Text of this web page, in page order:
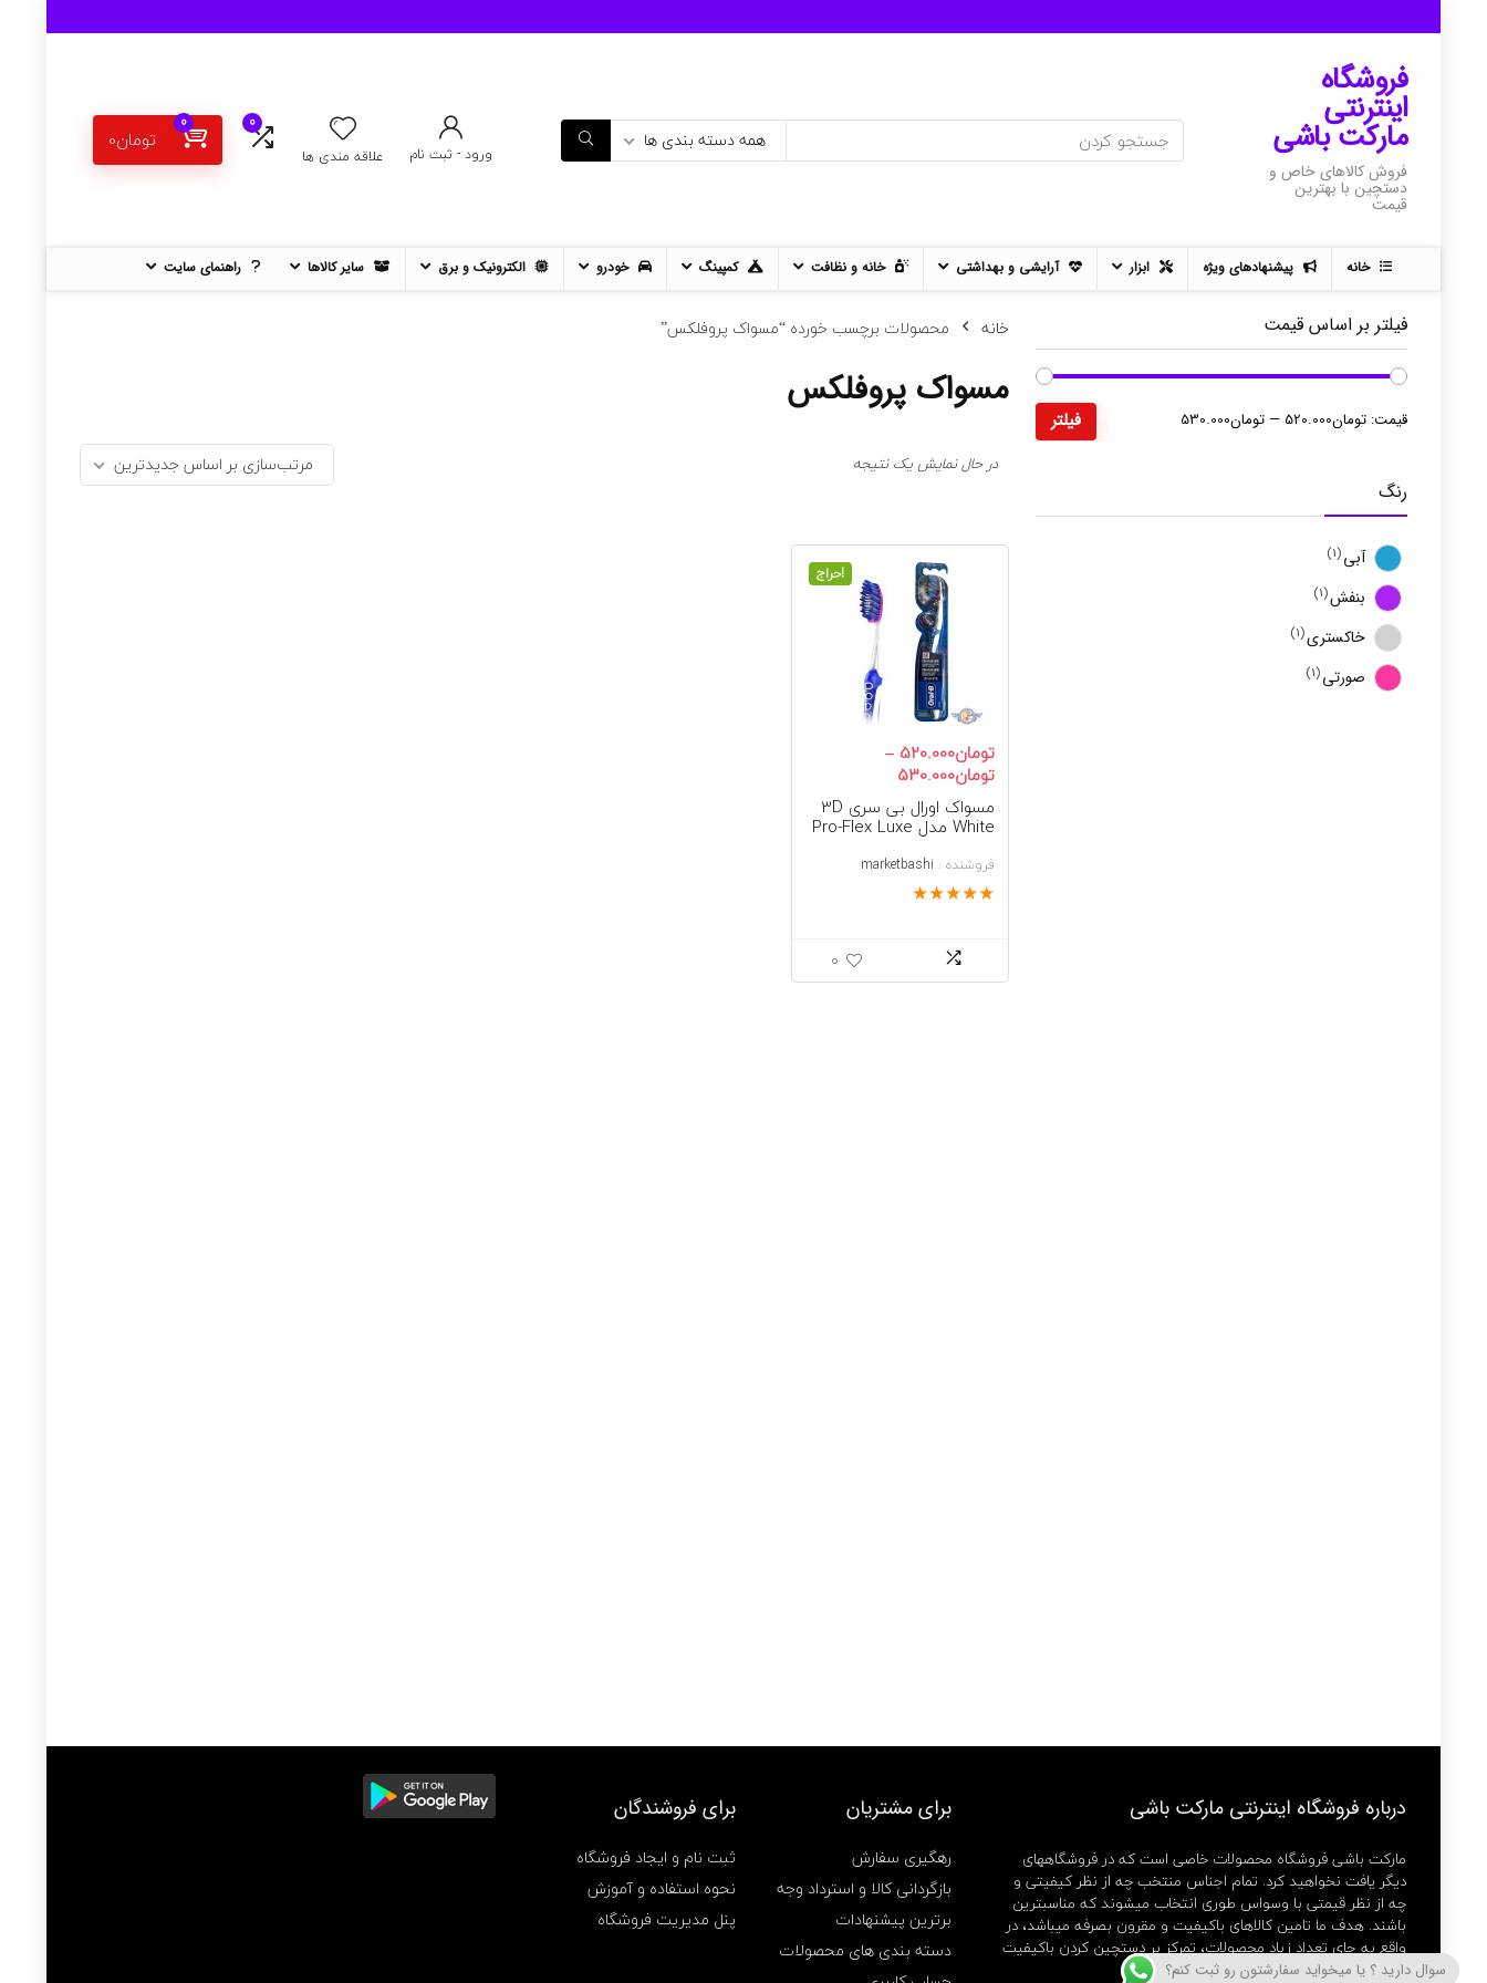
فروشگاه
اینترنتی
مارکت باشی
فروش کالاهای خاص و
دستچین با بهترین
قیمت
همه دسته بندی ها
ورود - ثبت نام علاقه مندی ها
0
0
تومان0
خانه پیشنهادهای ویژه ابزار آرایشی و بهداشتی خانه و نظافت کمپینگ خودرو الکترونیک و برق سایر کالاها راهنمای سایت
فیلتر بر اساس قیمت
حداقل
حداکثر
فیلتر قیمت: تومان520.000 — تومان530.000
رنگ
آبی(1)
بنفش(1)
خاکستری(1)
صورتی(1)
خانه محصولات برچسب خورده “مسواک پروفلکس”
مسواک پروفلکس
در حال نمایش یک نتیجه مرتب‌سازی بر اساس جدیدترین
حراج!
تومان520.000
–
تومان530.000
تومان520.000
تا
تومان530.000
مسواک اورال بی سری 3D
White مدل Pro-Flex Luxe
فروشنده : marketbashi
★
★
★
★
★
0
درباره فروشگاه اینترنتی مارکت باشی
مارکت باشی فروشگاه محصولات خاصی است که در فروشگاههای
دیگر یافت نخواهید کرد. تمام اجناس منتخب چه از نظر کیفیتی و
چه از نظر قیمتی با وسواس طوری انتخاب میشوند که مناسبترین
باشند. هدف ما تامین کالاهای باکیفیت و مقرون بصرفه میباشد، در
واقع به جای تعداد زیاد محصولات، تمرکز بر دستچین کردن باکیفیت
ترین ها داریم.
برای مشتریان
رهگیری سفارش
بازگردانی کالا و استرداد وجه
برترین پیشنهادات
دسته بندی های محصولات
برای فروشندگان
ثبت نام و ایجاد فروشگاه
نحوه استفاده و آموزش
پنل مدیریت فروشگاه
سوال دارید ؟ یا میخواید سفارشتون رو ثبت کنم؟